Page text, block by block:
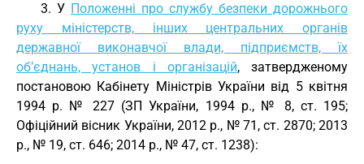
3. У Положенні про службу безпеки дорожнього
руху міністерств, інших центральних органів
державної виконавчої влади, підприємств, їх
об’єднань, установ і організацій, затвердженому
постановою Кабінету Міністрів України від 5 квітня
1994 р. № 227 (ЗП України, 1994 р., № 8, ст. 195;
Офіційний вісник України, 2012 р., № 71, ст. 2870; 2013
р., № 19, ст. 646; 2014 р., № 47, ст. 1238):